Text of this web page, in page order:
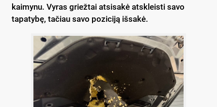
kaimynu. Vyras griežtai atsisakė atskleisti savo
tapatybę, tačiau savo poziciją išsakė.